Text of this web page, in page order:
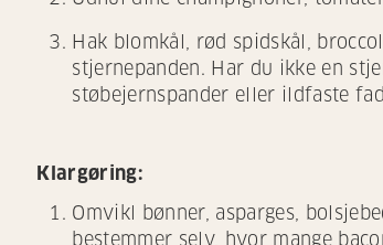
Hak blomkål, rød spidskål,
stjernepanden. Har du ikke en
støbejernspander eller ildfaste
Klargøring:
Omvikl bønner, asparges,